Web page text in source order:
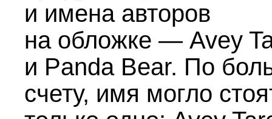
и имена авторов
на обложке — Avey
и Panda Bear. По
счету, имя могло